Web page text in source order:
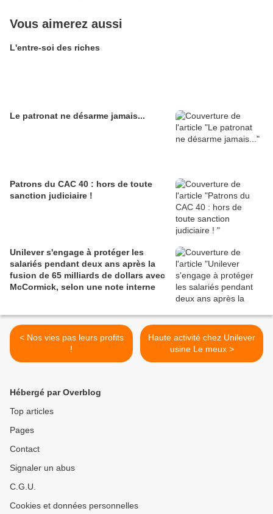
Vous aimerez aussi
L'entre-soi des riches
Le patronat ne désarme jamais...
Patrons du CAC 40 : hors de toute
sanction judiciaire !
Unilever s'engage à protéger les
salariés pendant deux ans après la
fusion de 65 milliards de dollars avec
McCormick, selon une note interne
< Nos vies pas leurs profits
!
Haute activité chez Unilever
usine Le meux >
Hébergé par Overblog
Top articles
Pages
Contact
Signaler un abus
C.G.U.
Cookies et données personnelles